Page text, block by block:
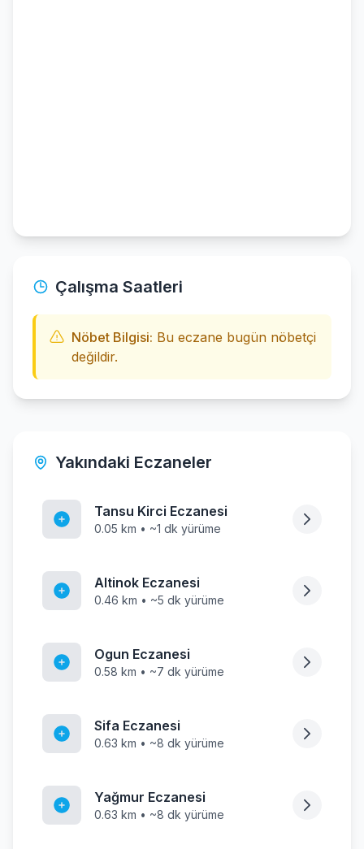
Çalışma Saatleri
Nöbet Bilgisi: Bu eczane bugün nöbetçi
değildir.
Yakındaki Eczaneler
Tansu Kirci Eczanesi
0.05 km • ~1 dk yürüme
Altinok Eczanesi
0.46 km • ~5 dk yürüme
Ogun Eczanesi
0.58 km • ~7 dk yürüme
Sifa Eczanesi
0.63 km • ~8 dk yürüme
Yağmur Eczanesi
0.63 km • ~8 dk yürüme